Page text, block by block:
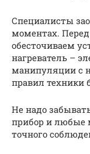
Специалисты
моментах.
обесточиваем
нагреватель –
манипуляции с
правил техники
Не надо
прибор и любые
точного